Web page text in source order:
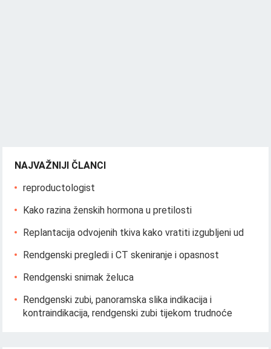
NAJVAŽNIJI ČLANCI
reproductologist
Kako razina ženskih hormona u pretilosti
Replantacija odvojenih tkiva kako vratiti izgubljeni ud
Rendgenski pregledi i CT skeniranje i opasnost
Rendgenski snimak želuca
Rendgenski zubi, panoramska slika indikacija i
kontraindikacija, rendgenski zubi tijekom trudnoće